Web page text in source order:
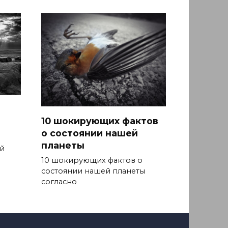
10 шокирующих фактов
о состоянии нашей
планеты
10 шокирующих фактов о
состоянии нашей планеты
согласно